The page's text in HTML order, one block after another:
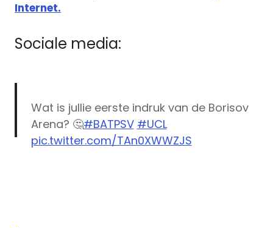
Internet.
Sociale media:
Wat is jullie eerste indruk van de Borisov
Arena? 🤔#BATPSV #UCL
pic.twitter.com/TAn0XWWZJS